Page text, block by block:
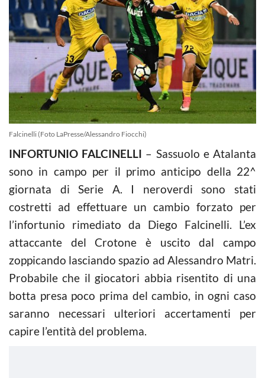
Falcinelli (Foto LaPresse/Alessandro Fiocchi)
INFORTUNIO FALCINELLI – Sassuolo e Atalanta
sono in campo per il primo anticipo della 22^
giornata di Serie A. I neroverdi sono stati
costretti ad effettuare un cambio forzato per
l’infortunio rimediato da Diego Falcinelli. L’ex
attaccante del Crotone è uscito dal campo
zoppicando lasciando spazio ad Alessandro Matri.
Probabile che il giocatori abbia risentito di una
botta presa poco prima del cambio, in ogni caso
saranno necessari ulteriori accertamenti per
capire l’entità del problema.